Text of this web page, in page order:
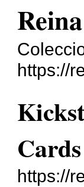
https://
https://